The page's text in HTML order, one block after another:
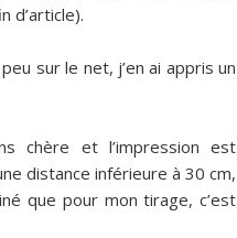
d’article).
sur le net, j’en ai appris un
chère et l’impression est
distance inférieure à 30 cm,
que pour mon tirage, c’est